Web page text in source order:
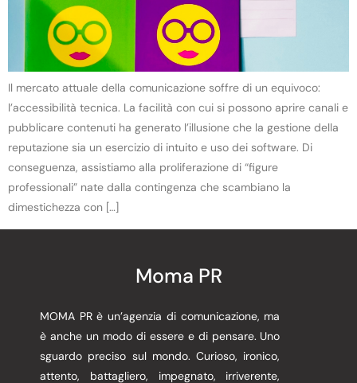
Il mercato attuale della comunicazione soffre di un equivoco:
l’accessibilità tecnica. La facilità con cui si possono aprire canali e
pubblicare contenuti ha generato l’illusione che la gestione della
reputazione sia un esercizio di intuito e uso dei software. Di
conseguenza, assistiamo alla proliferazione di “figure
professionali” nate dalla contingenza che scambiano la
dimestichezza con […]
Moma PR
MOMA PR è un’agenzia di comunicazione, ma
è anche un modo di essere e di pensare. Uno
sguardo preciso sul mondo. Curioso, ironico,
attento, battagliero, impegnato, irriverente,